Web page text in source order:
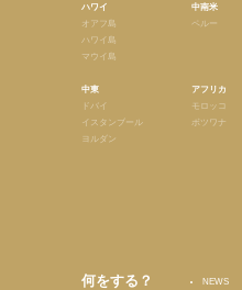
ハワイ
オアフ島
ハワイ島
マウイ島
中東
ドバイ
イスタンブール
ヨルダン
中南米
ペルー
アフリカ
モロッコ
ボツワナ
何をする？
NEWS